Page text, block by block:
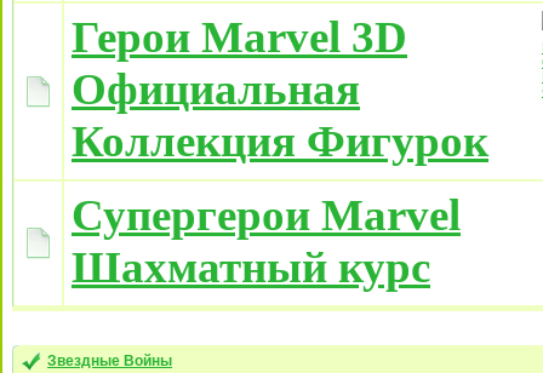
Герои Marvel 3D
Официальная
Коллекция Фигурок
Супергерои Marvel
Шахматный курс
Звездные Войны